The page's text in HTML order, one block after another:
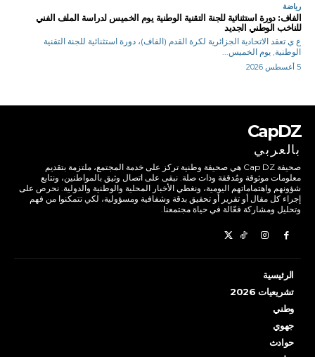
رياضة
الفاف: دورة استثنائية للجنة التقنية الوطنية يوم الخميس لدراسة الملف الفني
للناخب الوطني الجديد
ع ي تعقد الاتحادية الجزائرية لكرة القدم (الفاف)، دورة استثنائية للجنة التقنية
الوطنية, يوم الخميس...
5 أغسطس 2026
CapDZ
بالعربي
صحيفة Cap DZ هي صحيفة وطنية تركز على خدمة المجتمع، ملتزمة بتقديم
معلومات موثوقة ومُدققة وذات صلة. نبقى على اتصال وثيق بالمواطنين، ونتابع
شؤونهم واهتماماتهم اليومية، ونغطي الأخبار المحلية والوطنية والدولية. نحرص على
إجراء كل مقال أو تقرير أو تحقيق بدقة وشفافية ومسؤولية، لكي تتمكنوا من فهم
وتحليل ومشاركة فعّالة في حياة مجتمعنا.
الرئيسية
تشريعيات 2026
وطني
جهوي
حوادث